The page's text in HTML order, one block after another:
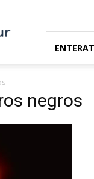
negros